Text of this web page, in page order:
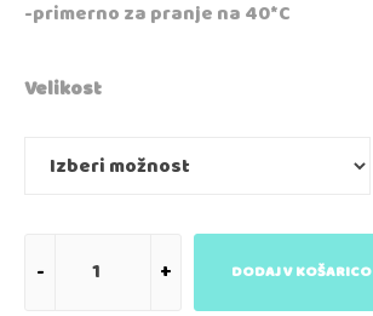
-primerno za pranje na 40*C
Velikost
DODAJ V KOŠARICO